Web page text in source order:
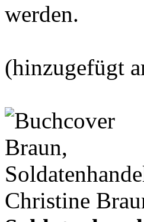
werden.
(hinzugefügt
Christine